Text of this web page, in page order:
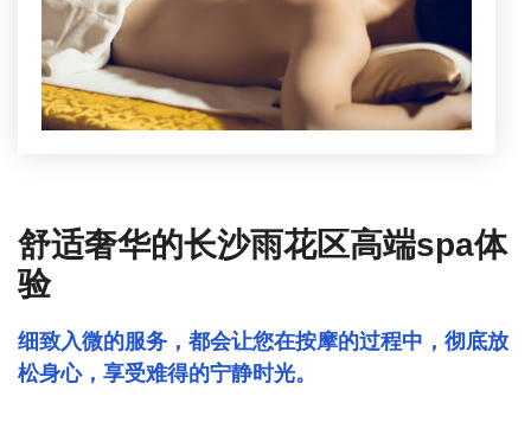
舒适奢华的长沙雨花区高端spa体
验
细致入微的服务，都会让您在按摩的过程中，彻底放